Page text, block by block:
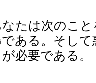
なたは次のこ
ある。そし
が必要である。